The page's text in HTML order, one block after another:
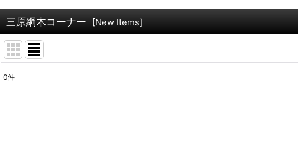
三原綱木コーナー [New Items]
表示数
0件